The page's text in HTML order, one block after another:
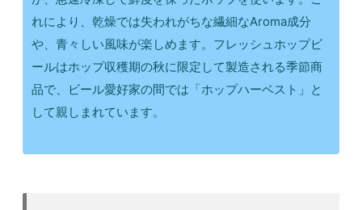
れにより、乾燥では失われがちな繊細なAroma成分
や、青々しい風味が楽しめます。フレッシュホップビ
ールはホップ収穫期の秋に限定して製造される季節商
品で、ビール愛好家の間では「ホップハーベスト」と
して親しまれています。